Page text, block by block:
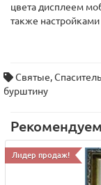
цвета дисплеем
также
Святые,Спаситель
бурштину
Лидер продаж!